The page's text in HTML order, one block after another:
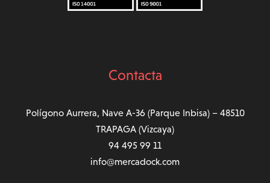
Contacta
Polígono Aurrera, Nave A-36 (Parque Inbisa) – 48510
TRAPAGA (Vizcaya)
94 495 99 11
info@mercadock.com